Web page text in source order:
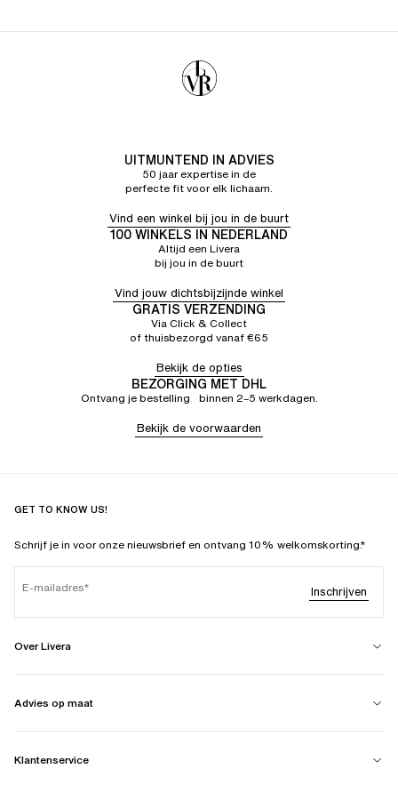
UITMUNTEND IN ADVIES
50 jaar expertise in de
perfecte fit voor elk lichaam.
Vind een winkel bij jou in de buurt
100 WINKELS IN NEDERLAND
Altijd een Livera
bij jou in de buurt
Vind jouw dichtsbijzijnde winkel
GRATIS VERZENDING
Via Click & Collect
of thuisbezorgd vanaf €65
Bekijk de opties
BEZORGING MET DHL
Ontvang je bestelling binnen 2–5 werkdagen.
Bekijk de voorwaarden
GET TO KNOW US!
Schrijf je in voor onze nieuwsbrief en ontvang 10% welkomskorting.*
E-mailadres Inschrijven
Over Livera
Advies op maat
Klantenservice